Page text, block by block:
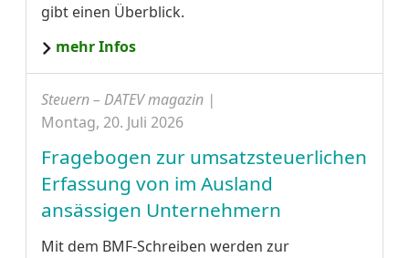
gibt einen Überblick.
mehr Infos
Steuern – DATEV magazin |
Montag, 20. Juli 2026
Fragebogen zur umsatzsteuerlichen
Erfassung von im Ausland
ansässigen Unternehmern
Mit dem BMF-Schreiben werden zur